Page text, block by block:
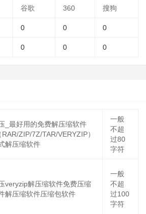
谷歌 360 搜狗
0 0 0
0 0 0
_最好用的免费解压缩软件
RAR/ZIP/7Z/TAR/VERYZIP）
解压缩软件
一般
不超
过80
字符
veryzip解压缩软件免费压缩
解压缩软件压缩包软件
一般
不超
过100
字符